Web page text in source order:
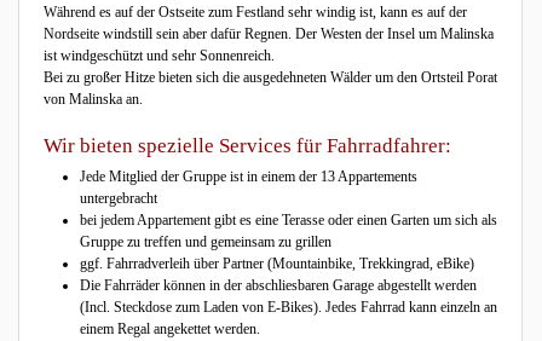
Während es auf der Ostseite zum Festland sehr windig ist, kann es auf der
Nordseite windstill sein aber dafür Regnen. Der Westen der Insel um Malinska
ist windgeschützt und sehr Sonnenreich.
Bei zu großer Hitze bieten sich die ausgedehneten Wälder um den Ortsteil Porat
von Malinska an.
Wir bieten spezielle Services für Fahrradfahrer:
Jede Mitglied der Gruppe ist in einem der 13 Appartements
untergebracht
bei jedem Appartement gibt es eine Terasse oder einen Garten um sich als
Gruppe zu treffen und gemeinsam zu grillen
ggf. Fahrradverleih über Partner (Mountainbike, Trekkingrad, eBike)
Die Fahrräder können in der abschliesbaren Garage abgestellt werden
(Incl. Steckdose zum Laden von E-Bikes). Jedes Fahrrad kann einzeln an
einem Regal angekettet werden.